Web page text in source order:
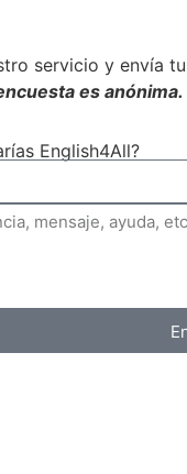
servicio y envía
es anónima.
English4All?